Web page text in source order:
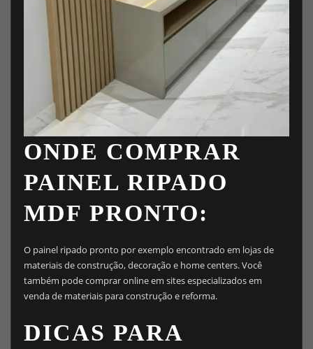
ONDE COMPRAR
PAINEL RIPADO
MDF PRONTO:
O painel ripado pronto por exemplo encontrado em lojas de
materiais de construção, decoração e home centers. Você
também pode comprar online em sites especializados em
venda de materiais para construção e reforma.
DICAS PARA